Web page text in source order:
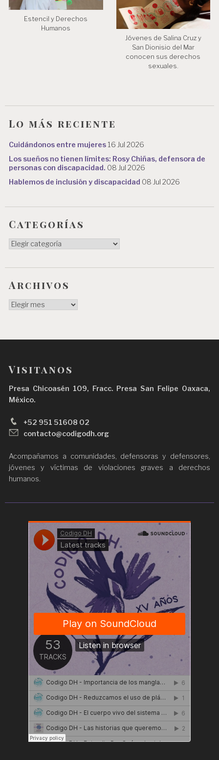
Estencil y Derechos
Humanos
Jóvenes de Salina Cruz y
San Dionisio del Mar
conocen sus derechos
sexuales.
Lo más reciente
Cuidándonos entre mujeres 16 Jul 2026
Los sueños no tienen límites: Rosy Chiñas, defensora de
personas con discapacidad. 08 Jul 2026
Hablemos de inclusión y discapacidad 08 Jul 2026
Categorías
Categorías
Archivos
Archivos
Visitanos
Presa Chicoasén 109, Fracc. Presa San Felipe Oaxaca,
México.
+52 951 51608 02
contacto@codigodh.org
Acompañamos a comunidades, defensoras y defensores,
jóvenes y víctimas de violaciones graves a derechos
humanos.